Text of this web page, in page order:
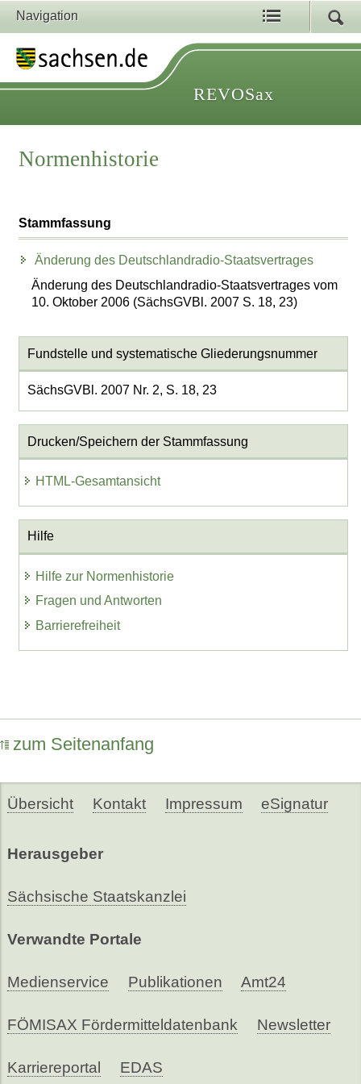
Navigation
REVOSax
Normenhistorie
Stammfassung
Änderung des Deutschlandradio-Staatsvertrages
Änderung des Deutschlandradio-Staatsvertrages vom
10. Oktober 2006 (SächsGVBl. 2007 S. 18, 23)
Fundstelle und systematische Gliederungsnummer
SächsGVBl. 2007 Nr. 2, S. 18, 23
Drucken/Speichern der Stammfassung
HTML-Gesamtansicht
Hilfe
Hilfe zur Normenhistorie
Fragen und Antworten
Barrierefreiheit
zum Seitenanfang
Übersicht Kontakt Impressum eSignatur
Herausgeber
Sächsische Staatskanzlei
Verwandte Portale
Medienservice Publikationen Amt24
FÖMISAX Fördermitteldatenbank Newsletter
Karriereportal EDAS